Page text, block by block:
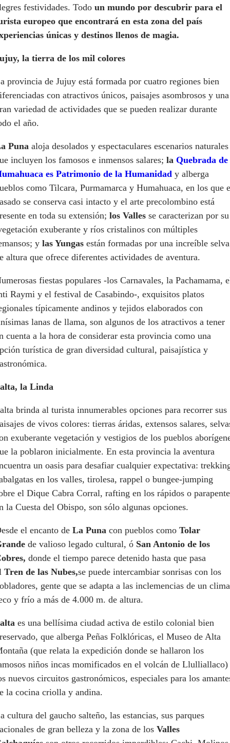
festividades. Todo un mundo por descubrir para el
europeo que encontrará en esta zona del país
únicas y destinos llenos de magia.
la tierra de los mil colores
provincia de Jujuy está formada por cuatro regiones bien
con atractivos únicos, paisajes asombrosos y una
variedad de actividades que se pueden realizar durante
el año.
Puna aloja desolados y espectaculares escenarios naturales
incluyen los famosos e inmensos salares; la Quebrada de
es Patrimonio de la Humanidad y alberga
como Tilcara, Purmamarca y Humahuaca, en los que
se conserva casi intacto y el arte precolombino está
en toda su extensión; los Valles se caracterizan por su
exuberante y ríos cristalinos con múltiples
y las Yungas están formadas por una increíble selva
altura que ofrece diferentes actividades de aventura.
fiestas populares -los Carnavales, la Pachamama,
Raymi y el festival de Casabindo-, exquisitos platos
típicamente andinos y tejidos elaborados con
lanas de llama, son algunos de los atractivos a tener
cuenta a la hora de considerar esta provincia como una
turística de gran diversidad cultural, paisajística y
la Linda
brinda al turista innumerables opciones para recorrer sus
de vivos colores: tierras áridas, extensos salares,
exuberante vegetación y vestigios de los pueblos
la poblaron inicialmente. En esta provincia la aventura
un oasis para desafiar cualquier expectativa:
en los valles, tirolesa, rappel o bungee-jumping
el Dique Cabra Corral, rafting en los rápidos o parapente
la Cuesta del Obispo, son sólo algunas opciones.
el encanto de La Puna con pueblos como Tolar
de valioso legado cultural, ó San Antonio de los
donde el tiempo parece detenido hasta que pasa
Tren de las Nubes,se puede intercambiar sonrisas con los
gente que se adapta a las inclemencias de un clima
y frío a más de 4.000 m. de altura.
es una bellísima ciudad activa de estilo colonial bien
que alberga Peñas Folklóricas, el Museo de Alta
(que relata la expedición donde se hallaron los
niños incas momificados en el volcán de
nuevos circuitos gastronómicos, especiales para los
la cocina criolla y andina.
cultura del gaucho salteño, las estancias, sus parques
de gran belleza y la zona de los Valles